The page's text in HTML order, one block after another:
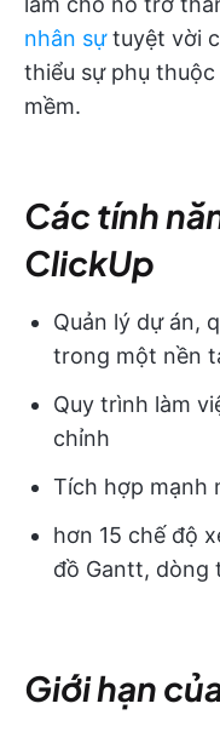
nhân sựtuyệt vời
thiểu sự phụ
mềm.
Các tính
ClickUp
Quản lý dự án,
trong một nền
Quy trình làm
chỉnh
Tích hợp mạnh
hơn 15 chế độ
đồ Gantt, dòng
Giới hạn